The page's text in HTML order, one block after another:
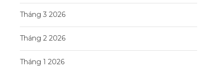
Tháng 3 2026
Tháng 2 2026
Tháng 1 2026